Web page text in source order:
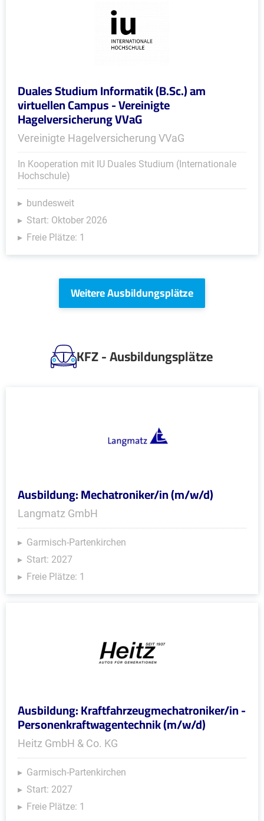
Duales Studium Informatik (B.Sc.) am
virtuellen Campus - Vereinigte
Hagelversicherung VVaG
Vereinigte Hagelversicherung VVaG
In Kooperation mit IU Duales Studium (Internationale
Hochschule)
bundesweit
Start: Oktober 2026
Freie Plätze: 1
Weitere Ausbildungsplätze
KFZ - Ausbildungsplätze
Ausbildung: Mechatroniker/in (m/w/d)
Langmatz GmbH
Garmisch-Partenkirchen
Start: 2027
Freie Plätze: 1
Ausbildung: Kraftfahrzeugmechatroniker/in -
Personenkraftwagentechnik (m/w/d)
Heitz GmbH & Co. KG
Garmisch-Partenkirchen
Start: 2027
Freie Plätze: 1